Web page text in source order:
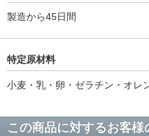
製造から45日間
特定原材料
小麦・乳・卵・ゼラチン・オレ
この商品に対するお客様